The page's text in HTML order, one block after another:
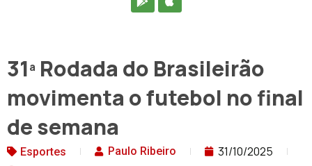
31ª Rodada do Brasileirão
movimenta o futebol no final
de semana
Esportes Paulo Ribeiro
31/10/2025